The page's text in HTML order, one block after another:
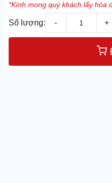
*Kính mong quý khách lấy hóa
Số lượng: - +